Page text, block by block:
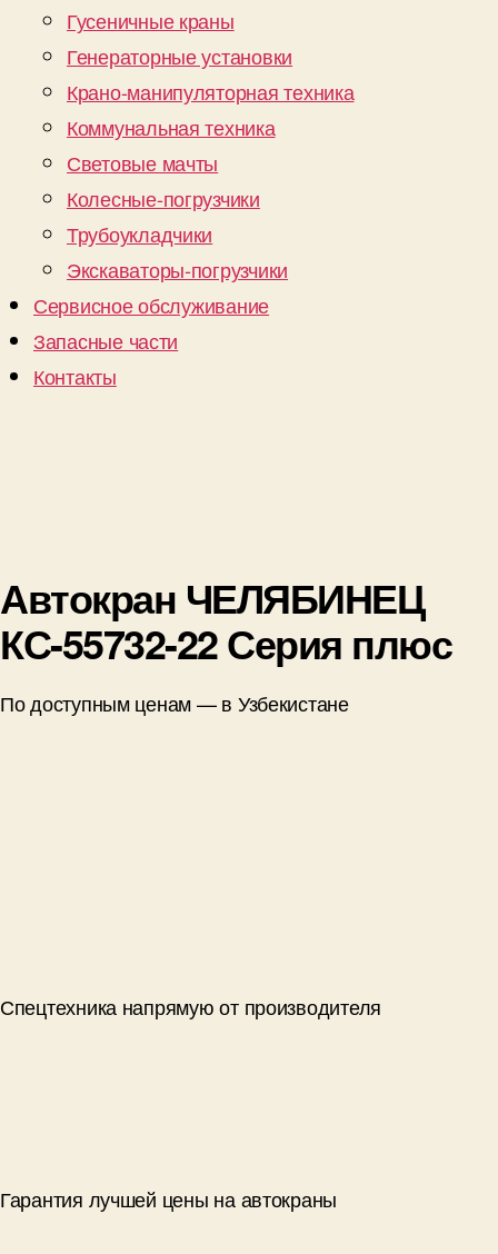
Гусеничные краны
Генераторные установки
Крано-манипуляторная техника
Коммунальная техника
Световые мачты
Колесные-погрузчики
Трубоукладчики
Экскаваторы-погрузчики
Сервисное обслуживание
Запасные части
Контакты
Автокран ЧЕЛЯБИНЕЦ
КС-55732-22 Серия плюс
По доступным ценам — в Узбекистане
Спецтехника напрямую от производителя
Гарантия лучшей цены на автокраны